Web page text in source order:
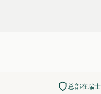
总部在瑞士